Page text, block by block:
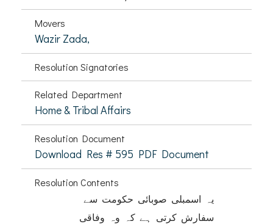
Movers
Wazir Zada,
Resolution Signatories
Related Department
Home & Tribal Affairs
Resolution Document
Download Res # 595 PDF Document
Resolution Contents
یہ اسمبلی صوبائی حکومت سے
سفارش کرتی ہے کہ وہ وفاقی